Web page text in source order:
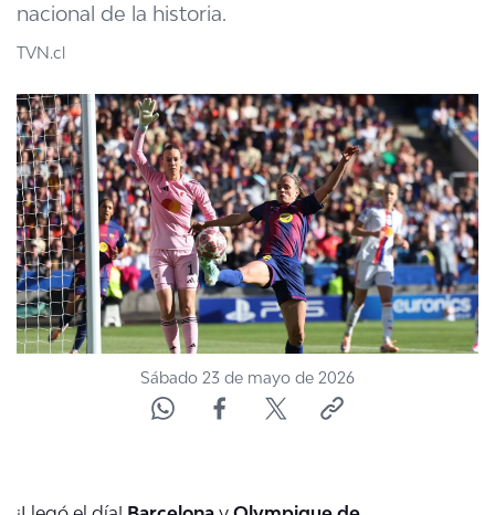
PROGRAMAS
NTV
ACTUALIDAD Y TENDENCIAS
CORPORATIVO Y TRANSPARENCIA
CANAL DE DENUNCIAS
ÁREA DE PROYECTOS
nacional de la historia.
TVN.cl
Sábado 23 de mayo de 2026